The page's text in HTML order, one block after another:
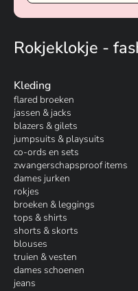
Rokjeklokje -
Kleding
flared broeken
jassen & jacks
blazers & gilets
jumpsuits & playsuits
co-ords en sets
zwangerschapsproof items
dames jurken
rokjes
broeken & leggings
tops & shirts
shorts & skorts
blouses
truien & vesten
dames schoenen
jeans